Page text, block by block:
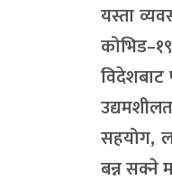
यस्ता
विदेशबाट
सहयोग,
बन्न सक्ने